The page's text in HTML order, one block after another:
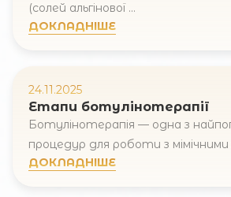
(солей альгінової ...
ДОКЛАДНІШЕ
24.11.2025
Етапи ботулінотерапії
Ботулінотерапія — одна з
процедур для роботи з мімічними
ДОКЛАДНІШЕ
Ваш e-mail
Коментар